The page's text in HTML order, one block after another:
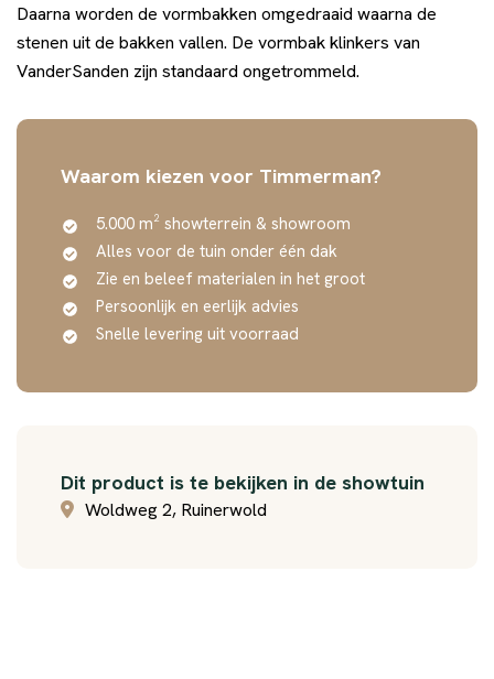
Daarna worden de vormbakken omgedraaid waarna de
stenen uit de bakken vallen. De vormbak klinkers van
VanderSanden zijn standaard ongetrommeld.
Waarom kiezen voor Timmerman?
5.000 m² showterrein & showroom
Alles voor de tuin onder één dak
Zie en beleef materialen in het groot
Persoonlijk en eerlijk advies
Snelle levering uit voorraad
Dit product is te bekijken in de showtuin
Woldweg 2, Ruinerwold